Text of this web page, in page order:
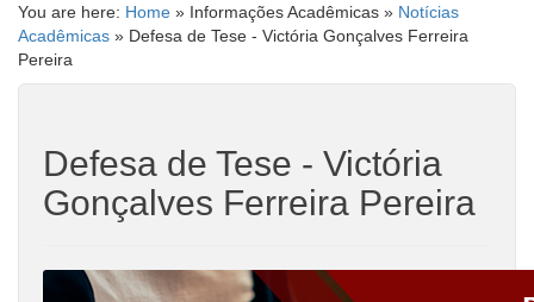
You are here: Home » Informações Acadêmicas » Notícias
Acadêmicas » Defesa de Tese - Victória Gonçalves Ferreira
Pereira
Defesa de Tese - Victória
Gonçalves Ferreira Pereira